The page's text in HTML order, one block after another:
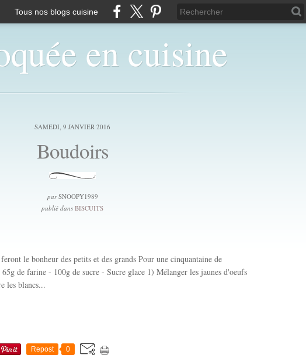
Tous nos blogs cuisine
en cuisine
SAMEDI, 9 JANVIER 2016
Boudoirs
parSNOOPY1989
publié dans BISCUITS
le bonheur des petits et des grands Pour une cinquantaine de
de farine - 100g de sucre - Sucre glace 1) Mélanger les jaunes d'oeufs
les blancs...
Repost 0